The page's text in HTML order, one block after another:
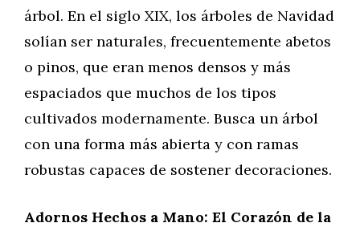
árbol. En el siglo XIX, los árboles de Navidad
solían ser naturales, frecuentemente abetos
o pinos, que eran menos densos y más
espaciados que muchos de los tipos
cultivados modernamente. Busca un árbol
con una forma más abierta y con ramas
robustas capaces de sostener decoraciones.
Adornos Hechos a Mano: El Corazón de la